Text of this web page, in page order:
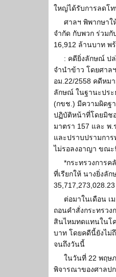
ใหญ่ได้รับการลดโ
ศาลฯ พิพากษา
จำกัด กับพวก ร่วมกั
16,912 ล้านบาท พ
: คดียิ่งลักษณ์ ปล่
จำนำข้าว โดยศาล
อม.22/2558 คดีหม
ลักษณ์ ในฐานะปร
(กขช.) มีความผิดฐ
ปฏิบัติหน้าที่โดยมิช
มาตรา 157 และ พ
และปราบปรามกา
ไม่รอลงอาญา ขณะ
*กระทรวงการค
ที่เรียกให้ นางยิ่งลั
ต่อมาในเดือน เ
ถอนคำสั่งกระทรว
สินไหมทดแทนในโ
บาท โดยคดีนี้ยังไม่
จนถึงวันนี้
ในวันที่ 22 พฤษ
พิจารณาของศาลป